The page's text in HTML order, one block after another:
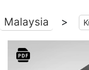
Malaysia >